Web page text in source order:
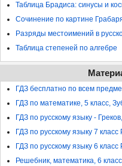
Таблица Брадиса: синусы и
Сочинение по картине
Разряды местоимений в
Таблица степеней по алгебре
ГДЗ бесплатно по всем
ГДЗ по математике, 5 класс,
ГДЗ по русскому языку -
ГДЗ по русскому языку 7
ГДЗ по русскому языку 6 класс
Решебник, математика, 6